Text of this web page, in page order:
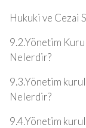
Hukuki ve Cezai
9.2.Yönetim
9.3.Yönetim
Nelerdir?
9.4.Yönetim